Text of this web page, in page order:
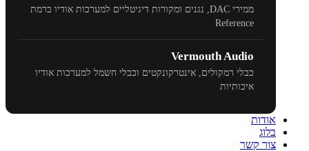
ממירי DAC, נגנים ומקורות דיגיטליים למערכות אודיו ברמת
Reference
Vermouth Audio
כבלי רמקולים, אינטרקונקטים וכבלי חשמל למערכות אודיו
איכותיות
אודות
בלוג
צור קשר